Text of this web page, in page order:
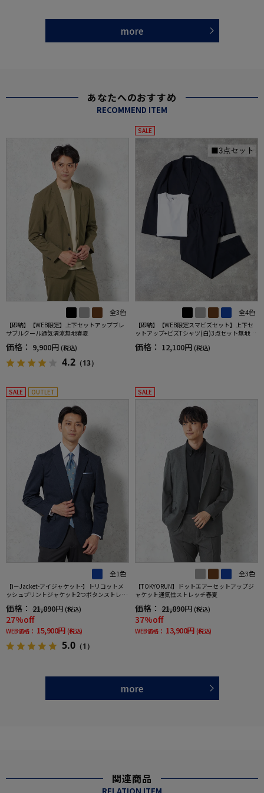
more
あなたへのおすすめ
RECOMMEND ITEM
全3色
【即納】【WEB限定】上下セットアップブレ
サブルクール通気清涼無地春夏
価格： 9,900円 (税込)
4.2 （13）
SALE
全4色
【即納】【WEB限定スマビズセット】上下セ
ットアップ+ビズTシャツ(白)3点セット無地春
価格： 12,100円 (税込)
SALE OUTLET
全1色
【i－Jacket-アイジャケット-】トリコットメ
ッシュプリントジャケット2つボタンストレッ
価格： 21,890円 (税込)
27%off
WEB価格： 15,900円 (税込)
5.0 （1）
SALE
全3色
【TOKYORUN】ドットエアーセットアップジ
ャケット通気性ストレッチ春夏
価格： 21,890円 (税込)
37%off
WEB価格： 13,900円 (税込)
more
関連商品